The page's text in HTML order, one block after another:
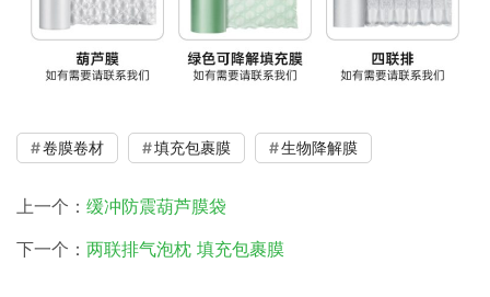
卷膜卷材 填充包裹膜 生物降解膜
上一个： 缓冲防震葫芦膜袋
下一个： 两联排气泡枕 填充包裹膜